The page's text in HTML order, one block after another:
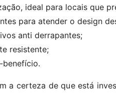
ideal para locais que
para atender o design
anti derrapantes;
resistente;
benefício.
a certeza de que está